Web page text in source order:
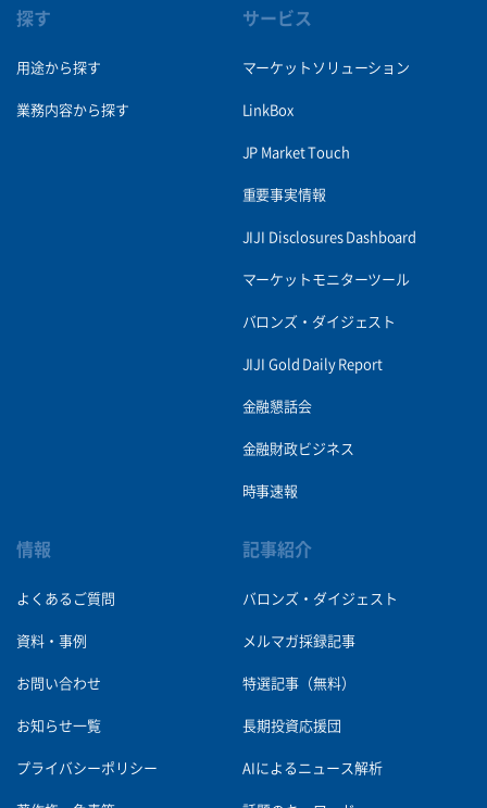
探す
用途から探す
業務内容から探す
サービス
マーケットソリューション
LinkBox
JP Market Touch
重要事実情報
JIJI Disclosures Dashboard
マーケットモニターツール
バロンズ・ダイジェスト
JIJI Gold Daily Report
金融懇話会
金融財政ビジネス
時事速報
情報
よくあるご質問
資料・事例
お問い合わせ
お知らせ一覧
プライバシーポリシー
記事紹介
バロンズ・ダイジェスト
メルマガ採録記事
特選記事（無料）
長期投資応援団
AIによるニュース解析